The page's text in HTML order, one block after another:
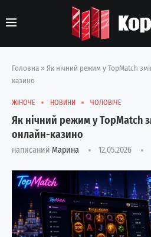
Головна » Як нічний режим у TopMatch
казино
ЖІНОЧЕ НОВИНИ ЧОЛОВІЧЕ
Як нічний режим у TopMatch
онлайн-казино
написаний Марина 12.05.2026